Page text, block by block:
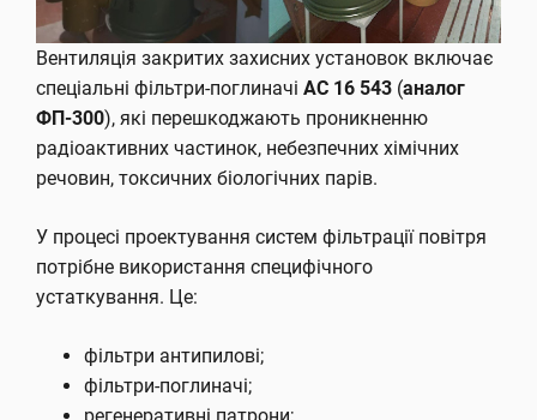
Вентиляція закритих захисних установок включає
спеціальні фільтри-поглиначі АС 16 543 (аналог
ФП-300), які перешкоджають проникненню
радіоактивних частинок, небезпечних хімічних
речовин, токсичних біологічних парів.
У процесі проектування систем фільтрації повітря
потрібне використання специфічного
устаткування. Це:
фільтри антипилові;
фільтри-поглиначі;